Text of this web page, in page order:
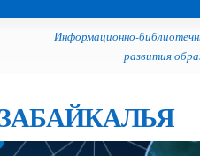
Информационно-
развития